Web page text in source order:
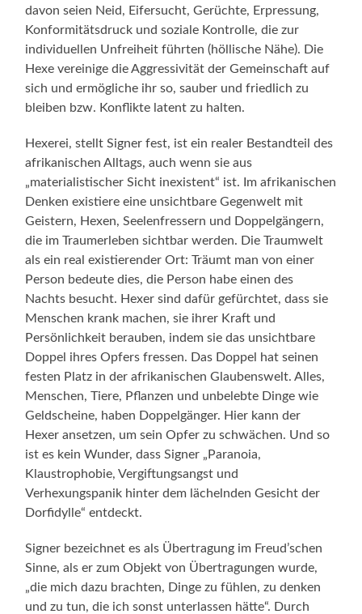
davon seien Neid, Eifersucht, Gerüchte, Erpressung,
Konformitätsdruck und soziale Kontrolle, die zur
individuellen Unfreiheit führten (höllische Nähe). Die
Hexe vereinige die Aggressivität der Gemeinschaft auf
sich und ermögliche ihr so, sauber und friedlich zu
bleiben bzw. Konflikte latent zu halten.
Hexerei, stellt Signer fest, ist ein realer Bestandteil des
afrikanischen Alltags, auch wenn sie aus
„materialistischer Sicht inexistent“ ist. Im afrikanischen
Denken existiere eine unsichtbare Gegenwelt mit
Geistern, Hexen, Seelenfressern und Doppelgängern,
die im Traumerleben sichtbar werden. Die Traumwelt
als ein real existierender Ort: Träumt man von einer
Person bedeute dies, die Person habe einen des
Nachts besucht. Hexer sind dafür gefürchtet, dass sie
Menschen krank machen, sie ihrer Kraft und
Persönlichkeit berauben, indem sie das unsichtbare
Doppel ihres Opfers fressen. Das Doppel hat seinen
festen Platz in der afrikanischen Glaubenswelt. Alles,
Menschen, Tiere, Pflanzen und unbelebte Dinge wie
Geldscheine, haben Doppelgänger. Hier kann der
Hexer ansetzen, um sein Opfer zu schwächen. Und so
ist es kein Wunder, dass Signer „Paranoia,
Klaustrophobie, Vergiftungsangst und
Verhexungspanik hinter dem lächelnden Gesicht der
Dorfidylle“ entdeckt.
Signer bezeichnet es als Übertragung im Freud’schen
Sinne, als er zum Objekt von Übertragungen wurde,
„die mich dazu brachten, Dinge zu fühlen, zu denken
und zu tun, die ich sonst unterlassen hätte“. Durch